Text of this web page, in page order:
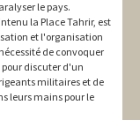
le pays.
la Place Tahrir, est
et l'organisation
de convoquer
discuter d'un
militaires et de
leurs mains pour le